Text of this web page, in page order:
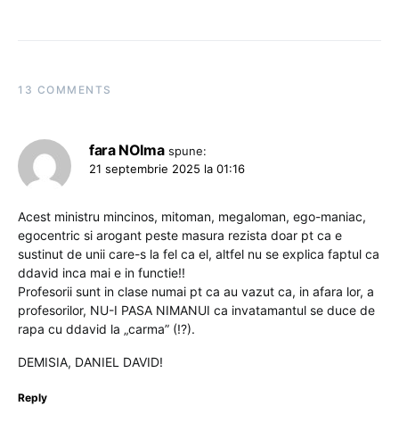
13 COMMENTS
fara NOIma spune:
21 septembrie 2025 la 01:16
Acest ministru mincinos, mitoman, megaloman, ego-maniac,
egocentric si arogant peste masura rezista doar pt ca e
sustinut de unii care-s la fel ca el, altfel nu se explica faptul ca
ddavid inca mai e in functie!!
Profesorii sunt in clase numai pt ca au vazut ca, in afara lor, a
profesorilor, NU-I PASA NIMANUI ca invatamantul se duce de
rapa cu ddavid la „carma” (!?).
DEMISIA, DANIEL DAVID!
Reply